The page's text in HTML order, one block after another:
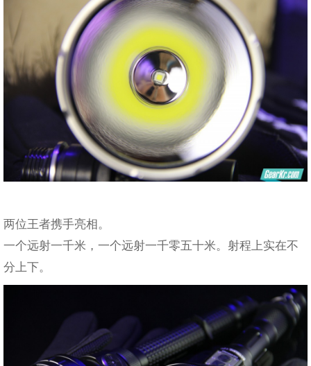
两位王者携手亮相。
一个远射一千米，一个远射一千零五十米。射程上实在不
分上下。